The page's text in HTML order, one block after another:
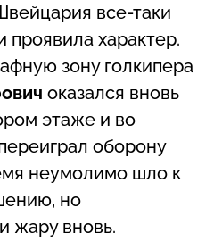
все-таки
характер.
зону голкипера
оказался вновь
этаже и во
оборону
неумолимо шло к
но
жару вновь.